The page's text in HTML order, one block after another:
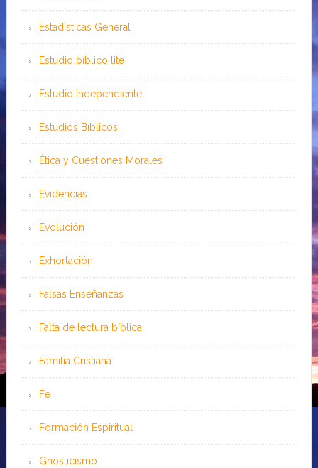
Estadísticas General
Estudio bíblico lite
Estudio Independiente
Estudios Bíblicos
Ética y Cuestiones Morales
Evidencias
Evolución
Exhortación
Falsas Enseñanzas
Falta de lectura bíblica
Familia Cristiana
Fe
Formación Espiritual
Gnosticismo